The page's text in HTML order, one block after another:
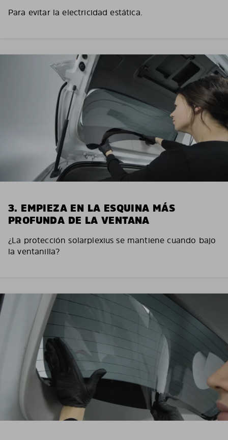
Para evitar la electricidad estática.
3. EMPIEZA EN LA ESQUINA MÁS
PROFUNDA DE LA VENTANA
¿La protección solarplexius se mantiene cuando bajo
la ventanilla?